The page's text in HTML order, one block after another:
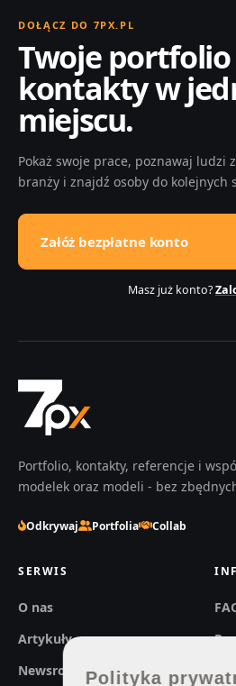
DOŁĄCZ DO 7PX.PL
Twoje
kontakty w
miejscu.
Pokaż swoje prace, poznawaj ludzi z
branży i znajdź osoby do kolejnych
Załóż bezpłatne konto
Masz już konto?
Portfolio, kontakty, referencje i
modelek oraz modeli - bez
Odkrywaj Portfolia Collab
SERWIS
O nas
Artykuły
Newsroom Polityka